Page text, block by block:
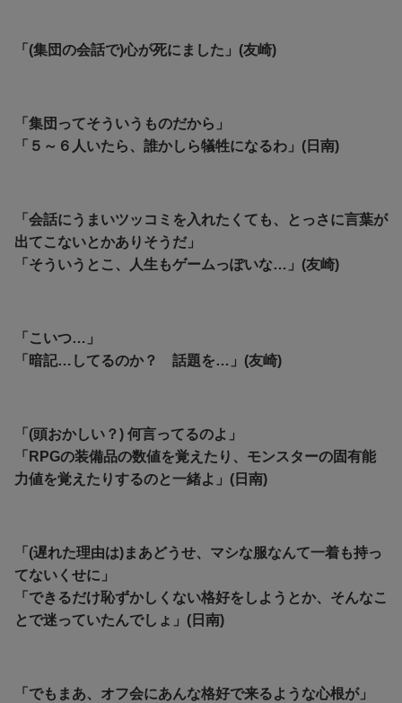
「(集団の会話で)心が死にました」(友崎)
「集団ってそういうものだから」
「５～６人いたら、誰かしら犠牲になるわ」(日南)
「会話にうまいツッコミを入れたくても、とっさに言葉が
出てこないとかありそうだ」
「そういうとこ、人生もゲームっぽいな…」(友崎)
「こいつ…」
「暗記…してるのか？ 話題を…」(友崎)
「(頭おかしい？) 何言ってるのよ」
「RPGの装備品の数値を覚えたり、モンスターの固有能
力値を覚えたりするのと一緒よ」(日南)
「(遅れた理由は)まあどうせ、マシな服なんて一着も持っ
てないくせに」
「できるだけ恥ずかしくない格好をしようとか、そんなこ
とで迷っていたんでしょ」(日南)
「でもまあ、オフ会にあんな格好で来るような心根が」